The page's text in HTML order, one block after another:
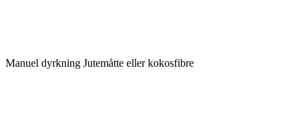
Manuel dyrkning Jutemåtte eller kokosfibre